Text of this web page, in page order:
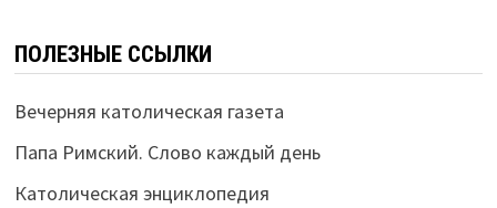
ПОЛЕЗНЫЕ ССЫЛКИ
Вечерняя католическая газета
Папа Римский. Слово каждый день
Католическая энциклопедия